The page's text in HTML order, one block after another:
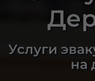
Услуги
на